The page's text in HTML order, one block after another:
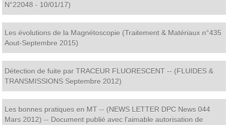
N°22048 - 10/01/17)
Les évolutions de la Magnétoscopie (Traitement & Matériaux n°435
Aout-Septembre 2015)
Détection de fuite par TRACEUR FLUORESCENT -- (FLUIDES &
TRANSMISSIONS Septembre 2012)
Les bonnes pratiques en MT -- (NEWS LETTER DPC News 044
Mars 2012) -- Document publié avec l'aimable autorisation de